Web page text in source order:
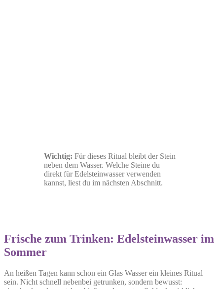
Wichtig: Für dieses Ritual bleibt der Stein
neben dem Wasser. Welche Steine du
direkt für Edelsteinwasser verwenden
kannst, liest du im nächsten Abschnitt.
Frische zum Trinken: Edelsteinwasser im
Sommer
An heißen Tagen kann schon ein Glas Wasser ein kleines Ritual
sein. Nicht schnell nebenbei getrunken, sondern bewusst: